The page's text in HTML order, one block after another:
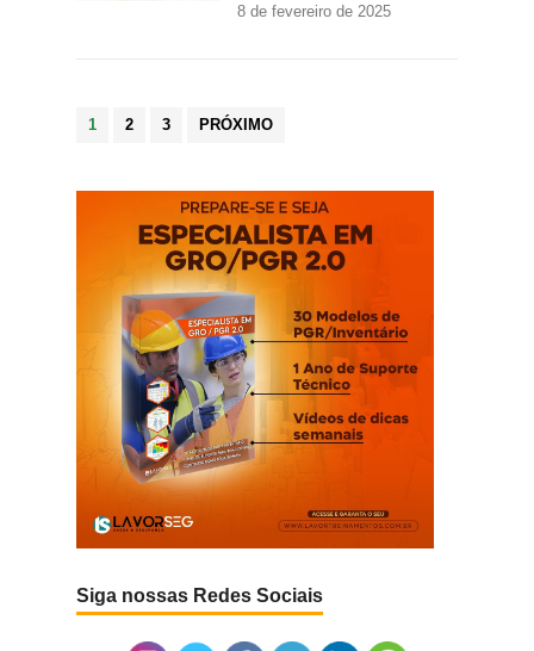
8 de fevereiro de 2025
Paginação
1 2 3 PRÓXIMO
Siga nossas Redes Sociais